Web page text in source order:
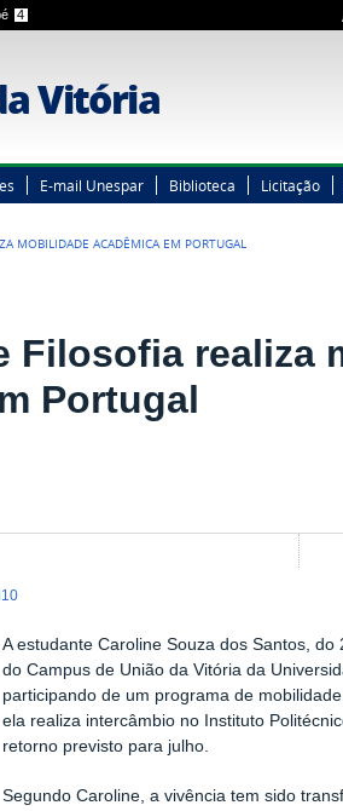
4
Vitória
E-mail Unespar Biblioteca Licitação
MOBILIDADE ACADÊMICA EM PORTUGAL
Filosofia realiza
Portugal
Exibir carrossel de imagens
A estudante Caroline Souza dos Santos,
do Campus de União da Vitória da
participando de um programa de
ela realiza intercâmbio no Instituto
retorno previsto para julho.
Segundo Caroline, a vivência tem sido